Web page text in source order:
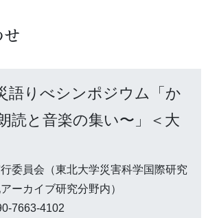
せ
語りべシンポジウム「か
読と音楽の集い〜」＜大
委員会（東北大学災害科学国際研究
ーカイブ研究分野内）
7663-4102